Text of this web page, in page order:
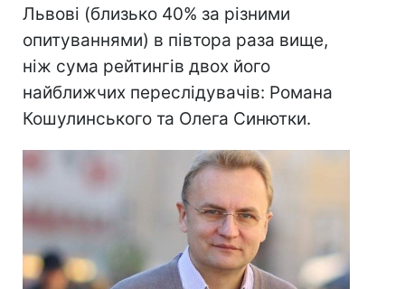
Львові (близько 40% за різними
опитуваннями) в півтора раза вище,
ніж сума рейтингів двох його
найближчих переслідувачів: Романа
Кошулинського та Олега Синютки.